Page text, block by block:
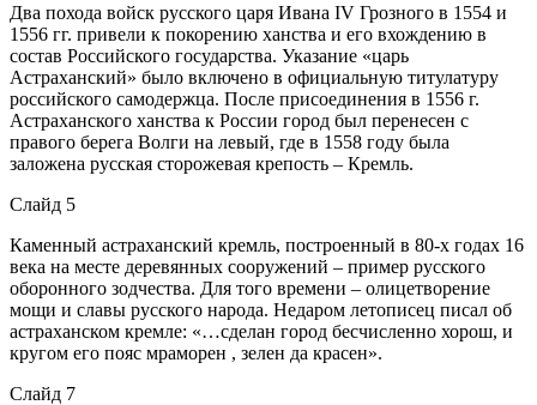
Два похода войск русского царя Ивана IV Грозного в 1554 и
1556 гг. привели к покорению ханства и его вхождению в
состав Российского государства. Указание «царь
Астраханский» было включено в официальную титулатуру
российского самодержца. После присоединения в 1556 г.
Астраханского ханства к России город был перенесен с
правого берега Волги на левый, где в 1558 году была
заложена русская сторожевая крепость – Кремль.
Слайд 5
Каменный астраханский кремль, построенный в 80-х годах 16
века на месте деревянных сооружений – пример русского
оборонного зодчества. Для того времени – олицетворение
мощи и славы русского народа. Недаром летописец писал об
астраханском кремле: «…сделан город бесчисленно хорош, и
кругом его пояс мраморен , зелен да красен».
Слайд 7